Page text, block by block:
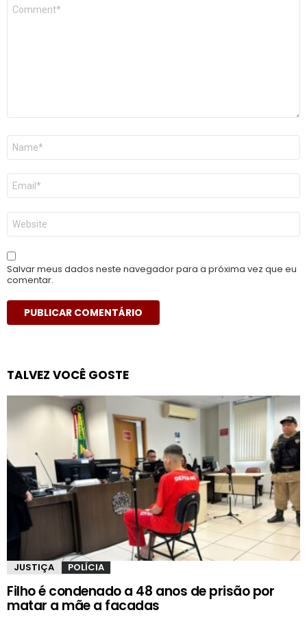
Nome
E-
mail
*
Site
Salvar meus dados neste navegador para a próxima vez que eu
comentar.
TALVEZ VOCÊ GOSTE
JUSTIÇA POLÍCIA
Filho é condenado a 48 anos de prisão por
matar a mãe a facadas